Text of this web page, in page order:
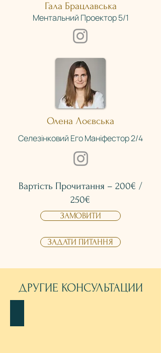
Гала Брацлавська
Ментальний Проектор 5/1​​
Олена Лоєвська
Селезінковий Его Маніфестор 2/4
Вартість Прочитання – 200€ /
250€
ЗАМОВИТИ
ЗАДАТИ ПИТАННЯ
ДРУГИЕ КОНСУЛЬТАЦИИ
УГЛУБЛЕННОЕ